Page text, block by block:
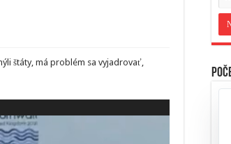
štáty, má problém sa vyjadrovať,